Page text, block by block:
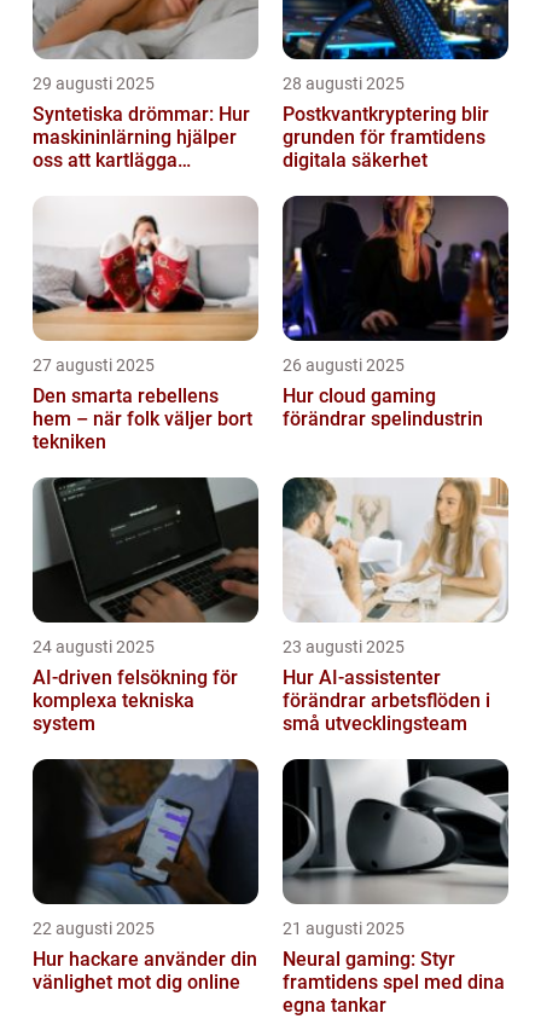
29 augusti 2025
Syntetiska drömmar: Hur
maskininlärning hjälper
oss att kartlägga
28 augusti 2025
Postkvantkryptering blir
grunden för framtidens
digitala säkerhet
27 augusti 2025
Den smarta rebellens
hem – när folk väljer bort
tekniken
26 augusti 2025
Hur cloud gaming
förändrar spelindustrin
24 augusti 2025
AI‑driven felsökning för
komplexa tekniska
system
23 augusti 2025
Hur AI-assistenter
förändrar arbetsflöden i
små utvecklingsteam
22 augusti 2025
Hur hackare använder din
vänlighet mot dig online
21 augusti 2025
Neural gaming: Styr
framtidens spel med dina
egna tankar